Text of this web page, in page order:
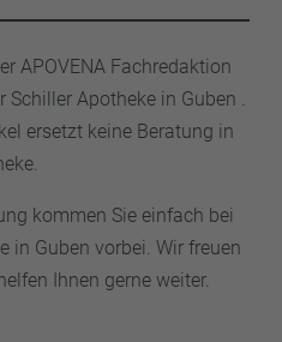
APOVENA Fachredaktion
Apotheke in Guben .
ersetzt keine Beratung in
kommen Sie einfach bei
in Guben vorbei. Wir freuen
Ihnen gerne weiter.